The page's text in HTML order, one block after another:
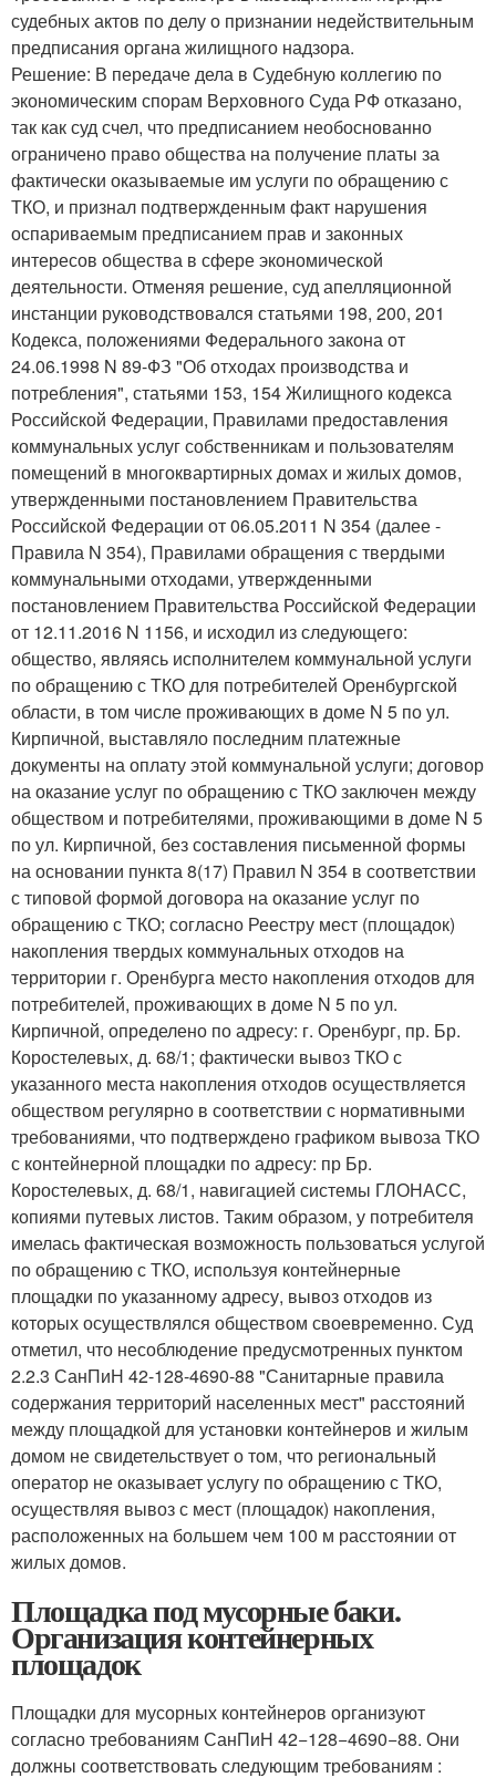
судебных актов по делу о признании недействительным
предписания органа жилищного надзора.
Решение: В передаче дела в Судебную коллегию по
экономическим спорам Верховного Суда РФ отказано,
так как суд счел, что предписанием необоснованно
ограничено право общества на получение платы за
фактически оказываемые им услуги по обращению с
ТКО, и признал подтвержденным факт нарушения
оспариваемым предписанием прав и законных
интересов общества в сфере экономической
деятельности. Отменяя решение, суд апелляционной
инстанции руководствовался статьями 198, 200, 201
Кодекса, положениями Федерального закона от
24.06.1998 N 89-ФЗ "Об отходах производства и
потребления", статьями 153, 154 Жилищного кодекса
Российской Федерации, Правилами предоставления
коммунальных услуг собственникам и пользователям
помещений в многоквартирных домах и жилых домов,
утвержденными постановлением Правительства
Российской Федерации от 06.05.2011 N 354 (далее -
Правила N 354), Правилами обращения с твердыми
коммунальными отходами, утвержденными
постановлением Правительства Российской Федерации
от 12.11.2016 N 1156, и исходил из следующего:
общество, являясь исполнителем коммунальной услуги
по обращению с ТКО для потребителей Оренбургской
области, в том числе проживающих в доме N 5 по ул.
Кирпичной, выставляло последним платежные
документы на оплату этой коммунальной услуги; договор
на оказание услуг по обращению с ТКО заключен между
обществом и потребителями, проживающими в доме N 5
по ул. Кирпичной, без составления письменной формы
на основании пункта 8(17) Правил N 354 в соответствии
с типовой формой договора на оказание услуг по
обращению с ТКО; согласно Реестру мест (площадок)
накопления твердых коммунальных отходов на
территории г. Оренбурга место накопления отходов для
потребителей, проживающих в доме N 5 по ул.
Кирпичной, определено по адресу: г. Оренбург, пр. Бр.
Коростелевых, д. 68/1; фактически вывоз ТКО с
указанного места накопления отходов осуществляется
обществом регулярно в соответствии с нормативными
требованиями, что подтверждено графиком вывоза ТКО
с контейнерной площадки по адресу: пр Бр.
Коростелевых, д. 68/1, навигацией системы ГЛОНАСС,
копиями путевых листов. Таким образом, у потребителя
имелась фактическая возможность пользоваться услугой
по обращению с ТКО, используя контейнерные
площадки по указанному адресу, вывоз отходов из
которых осуществлялся обществом своевременно. Суд
отметил, что несоблюдение предусмотренных пунктом
2.2.3 СанПиН 42-128-4690-88 "Санитарные правила
содержания территорий населенных мест" расстояний
между площадкой для установки контейнеров и жилым
домом не свидетельствует о том, что региональный
оператор не оказывает услугу по обращению с ТКО,
осуществляя вывоз с мест (площадок) накопления,
расположенных на большем чем 100 м расстоянии от
жилых домов.
Площадка под мусорные баки.
Организация контейнерных
площадок
Площадки для мусорных контейнеров организуют
согласно требованиям СанПиН 42−128−4690−88. Они
должны соответствовать следующим требованиям :